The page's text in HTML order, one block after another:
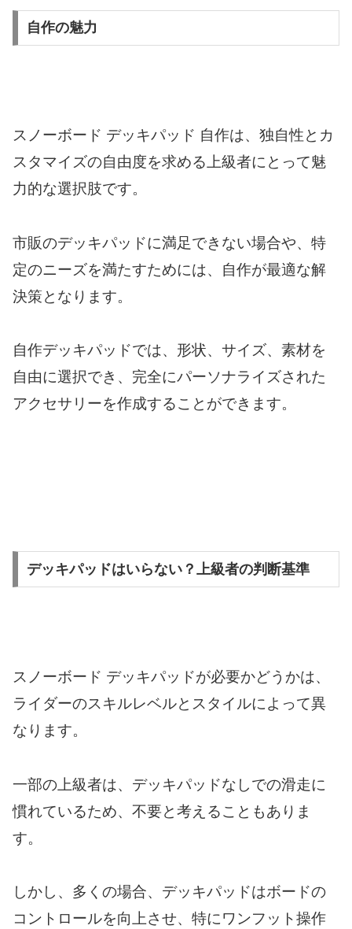
自作の魅力
スノーボード デッキパッド 自作は、独自性とカ
スタマイズの自由度を求める上級者にとって魅
力的な選択肢です。
市販のデッキパッドに満足できない場合や、特
定のニーズを満たすためには、自作が最適な解
決策となります。
自作デッキパッドでは、形状、サイズ、素材を
自由に選択でき、完全にパーソナライズされた
アクセサリーを作成することができます。
デッキパッドはいらない？上級者の判断基準
スノーボード デッキパッドが必要かどうかは、
ライダーのスキルレベルとスタイルによって異
なります。
一部の上級者は、デッキパッドなしでの滑走に
慣れているため、不要と考えることもありま
す。
しかし、多くの場合、デッキパッドはボードの
コントロールを向上させ、特にワンフット操作